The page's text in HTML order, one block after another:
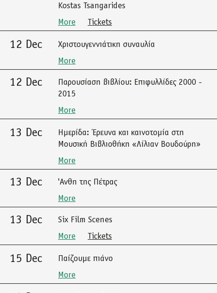
Kostas Tsangarides
More
Tickets
12 Dec
Χριστουγεννιάτικη συναυλία
More
12 Dec
Παρουσίαση βιβλίου: Επιφυλλίδες 2000 -
2015
More
13 Dec
Ημερίδα: Έρευνα και καινοτομία στη
Μουσική Βιβλιοθήκη «Λίλιαν Βουδούρη»
More
13 Dec
'Ανθη της Πέτρας
More
13 Dec
Six Film Scenes
More
Tickets
15 Dec
Παίζουμε πιάνο
More